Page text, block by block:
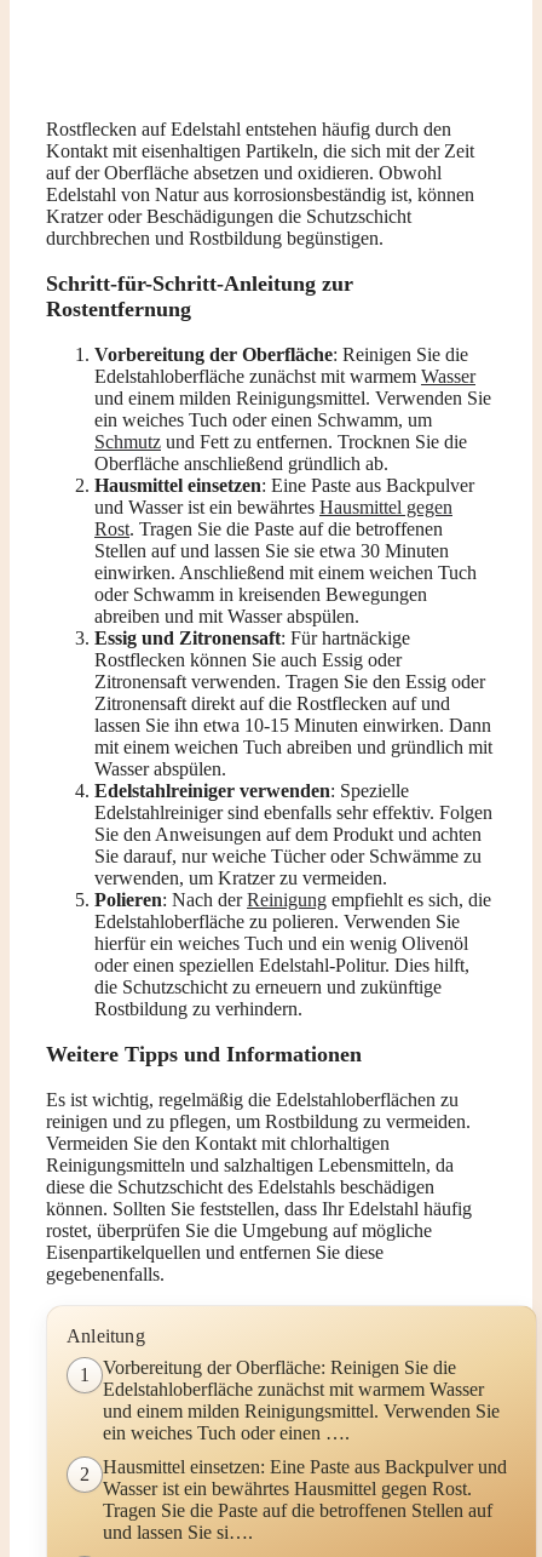
Rostflecken auf Edelstahl entstehen häufig durch den
Kontakt mit eisenhaltigen Partikeln, die sich mit der Zeit
auf der Oberfläche absetzen und oxidieren. Obwohl
Edelstahl von Natur aus korrosionsbeständig ist, können
Kratzer oder Beschädigungen die Schutzschicht
durchbrechen und Rostbildung begünstigen.
Schritt-für-Schritt-Anleitung zur
Rostentfernung
Vorbereitung der Oberfläche: Reinigen Sie die
Edelstahloberfläche zunächst mit warmem Wasser
und einem milden Reinigungsmittel. Verwenden Sie
ein weiches Tuch oder einen Schwamm, um
Schmutz und Fett zu entfernen. Trocknen Sie die
Oberfläche anschließend gründlich ab.
Hausmittel einsetzen: Eine Paste aus Backpulver
und Wasser ist ein bewährtes Hausmittel gegen
Rost. Tragen Sie die Paste auf die betroffenen
Stellen auf und lassen Sie sie etwa 30 Minuten
einwirken. Anschließend mit einem weichen Tuch
oder Schwamm in kreisenden Bewegungen
abreiben und mit Wasser abspülen.
Essig und Zitronensaft: Für hartnäckige
Rostflecken können Sie auch Essig oder
Zitronensaft verwenden. Tragen Sie den Essig oder
Zitronensaft direkt auf die Rostflecken auf und
lassen Sie ihn etwa 10-15 Minuten einwirken. Dann
mit einem weichen Tuch abreiben und gründlich mit
Wasser abspülen.
Edelstahlreiniger verwenden: Spezielle
Edelstahlreiniger sind ebenfalls sehr effektiv. Folgen
Sie den Anweisungen auf dem Produkt und achten
Sie darauf, nur weiche Tücher oder Schwämme zu
verwenden, um Kratzer zu vermeiden.
Polieren: Nach derReinigung empfiehlt es sich, die
Edelstahloberfläche zu polieren. Verwenden Sie
hierfür ein weiches Tuch und ein wenig Olivenöl
oder einen speziellen Edelstahl-Politur. Dies hilft,
die Schutzschicht zu erneuern und zukünftige
Rostbildung zu verhindern.
Weitere Tipps und Informationen
Es ist wichtig, regelmäßig die Edelstahloberflächen zu
reinigen und zu pflegen, um Rostbildung zu vermeiden.
Vermeiden Sie den Kontakt mit chlorhaltigen
Reinigungsmitteln und salzhaltigen Lebensmitteln, da
diese die Schutzschicht des Edelstahls beschädigen
können. Sollten Sie feststellen, dass Ihr Edelstahl häufig
rostet, überprüfen Sie die Umgebung auf mögliche
Eisenpartikelquellen und entfernen Sie diese
gegebenenfalls.
Anleitung
1
Vorbereitung der Oberfläche: Reinigen Sie die
Edelstahloberfläche zunächst mit warmem Wasser
und einem milden Reinigungsmittel. Verwenden Sie
ein weiches Tuch oder einen ….
2
Hausmittel einsetzen: Eine Paste aus Backpulver und
Wasser ist ein bewährtes Hausmittel gegen Rost.
Tragen Sie die Paste auf die betroffenen Stellen auf
und lassen Sie si….